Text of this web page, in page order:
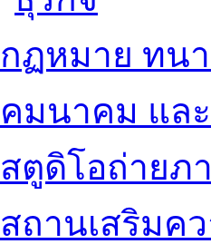
กฏหมาย ทน
คมนาคม แล
สตูดิโอถ่ายภ
สถานเสริมค